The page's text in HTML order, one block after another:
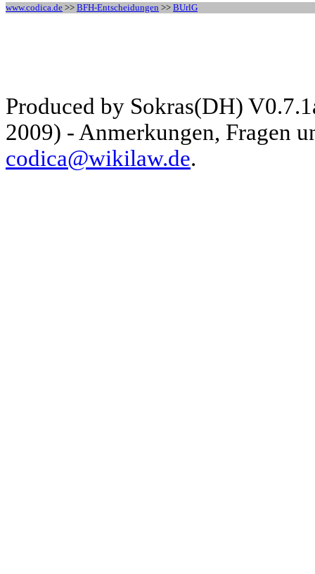
www.codica.de >> BFH-Entscheidungen >> BUrlG
Produced by Sokras(DH)
2009) - Anmerkungen, Fragen
codica@wikilaw.de.